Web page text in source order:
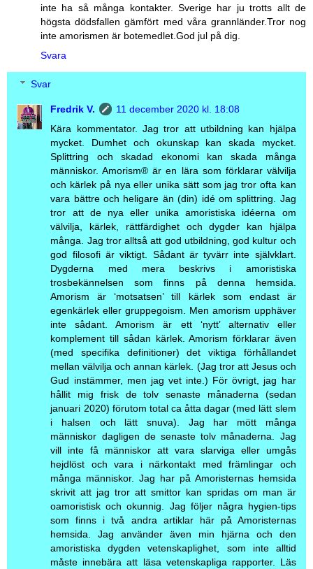
inte ha så många kontakter. Sverige har ju trotts allt de
högsta dödsfallen gämfört med våra grannländer.Tror nog
inte amorismen är botemedlet.God jul på dig.
Svara
Svar
Fredrik V.
11 december 2020 kl. 18:08
Kära kommentator. Jag tror att utbildning kan hjälpa
mycket. Dumhet och okunskap kan skada mycket.
Splittring och skadad ekonomi kan skada många
människor. Amorism® är en lära som förklarar välvilja
och kärlek på nya eller unika sätt som jag tror ofta kan
vara bättre och heligare än (din) idé om splittring. Jag
tror att de nya eller unika amoristiska idéerna om
välvilja, kärlek, rättfärdighet och dygder kan hjälpa
många. Jag tror alltså att god utbildning, god kultur och
god filosofi är viktigt. Sådant är tyvärr inte självklart.
Dygderna med mera beskrivs i amoristiska
trosbekännelsen som finns på denna hemsida.
Amorism är ‘motsatsen’ till kärlek som endast är
egenkärlek eller gruppegoism. Men amorism upphäver
inte sådant. Amorism är ett ‘nytt’ alternativ eller
komplement till sådan kärlek. Amorism förklarar även
(med specifika definitioner) det viktiga förhållandet
mellan välvilja och annan kärlek. (Jag tror att Jesus och
Gud instämmer, men jag vet inte.) För övrigt, jag har
hållit mig frisk de tolv senaste månaderna (sedan
januari 2020) förutom total ca åtta dagar (med lätt slem
i halsen och lätt snuva). Jag har mött många
människor dagligen de senaste tolv månaderna. Jag
vill inte få människor att vara slarviga eller umgås
hejdlöst och vara i närkontakt med främlingar och
många människor. Jag har på Amoristernas hemsida
skrivit att jag tror att smittor kan spridas om man är
oamoristisk och okunnig. Jag följer några hygien-tips
som finns i två andra artiklar här på Amoristernas
hemsida. Jag använder även min hjärna och den
amoristiska dygden vetenskaplighet, som inte alltid
måste innebära att läsa vetenskapliga rapporter. Läs